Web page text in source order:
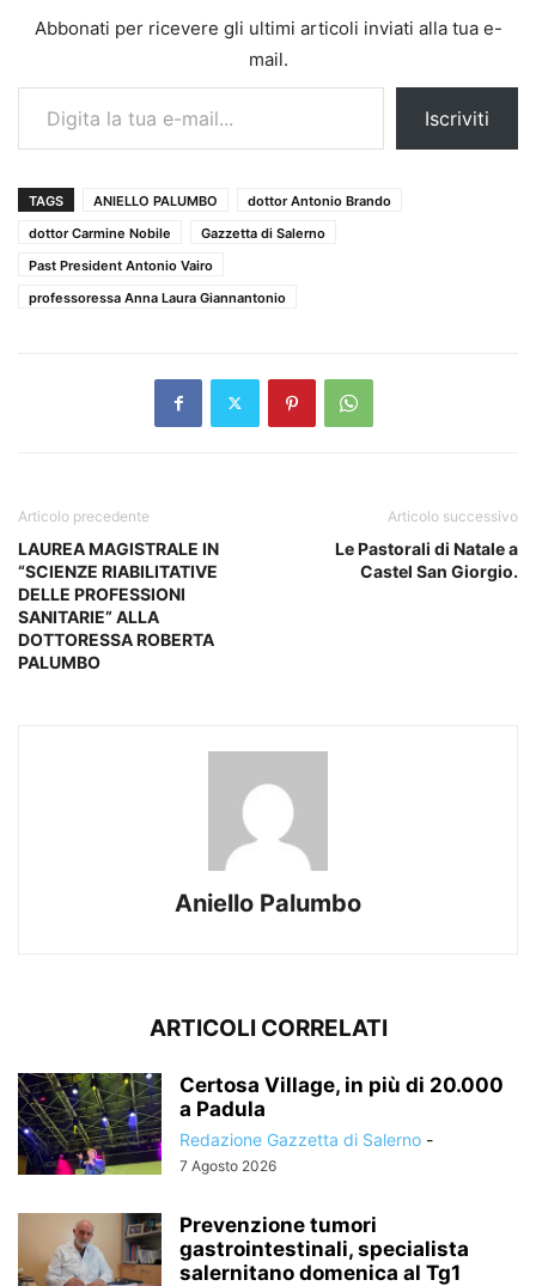
Abbonati per ricevere gli ultimi articoli inviati alla tua e-
mail.
Digita la tua e-mail...
Iscriviti
TAGS ANIELLO PALUMBO
dottor Antonio Brando
dottor Carmine Nobile
Gazzetta di Salerno
Past President Antonio Vairo
professoressa Anna Laura Giannantonio
Articolo precedente
LAUREA MAGISTRALE IN
“SCIENZE RIABILITATIVE
DELLE PROFESSIONI
SANITARIE” ALLA
DOTTORESSA ROBERTA
PALUMBO
Articolo successivo
Le Pastorali di Natale a
Castel San Giorgio.
Aniello Palumbo
ARTICOLI CORRELATI
Certosa Village, in più di 20.000
a Padula
Redazione Gazzetta di Salerno -
7 Agosto 2026
Prevenzione tumori
gastrointestinali, specialista
salernitano domenica al Tg1